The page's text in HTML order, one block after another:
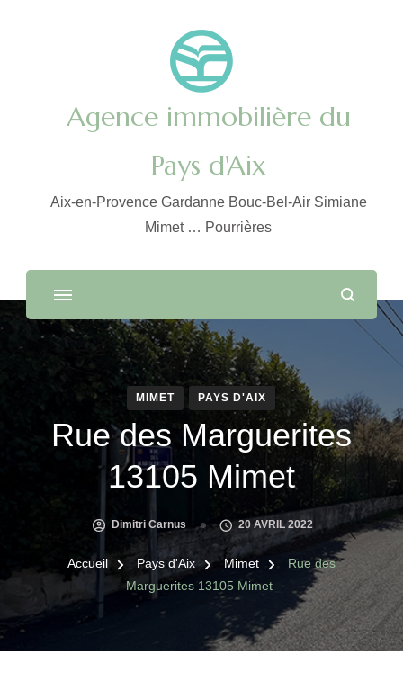
Agence immobilière du
Pays d'Aix
Aix-en-Provence Gardanne Bouc-Bel-Air Simiane
Mimet … Pourrières
MIMET PAYS D'AIX
Rue des Marguerites
13105 Mimet
Dimitri Carnus 20 AVRIL 2022
Accueil Pays d'Aix Mimet
Rue des
Marguerites 13105 Mimet